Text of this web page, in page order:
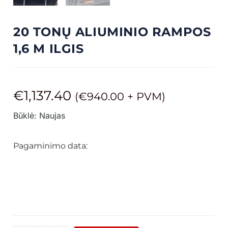
20 TONŲ ALIUMINIO RAMPOS
1,6 M ILGIS
€1,137.40 (€940.00 + PVM)
Būklė: Naujas
Pagaminimo data: